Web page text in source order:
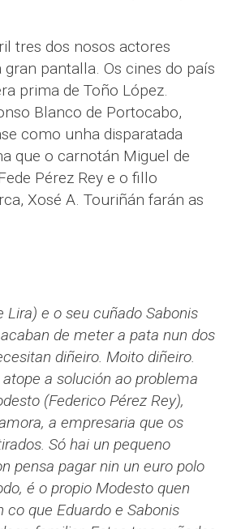
tres dos nosos actores
pantalla. Os cines do país
prima de Toño López.
Blanco de Portocabo,
como unha disparatada
que o carnotán Miguel de
Pérez Rey e o fillo
Xosé A. Touriñán farán as
Lira) e o seu cuñado Sabonis
de meter a pata nun dos
diñeiro. Moito diñeiro.
a solución ao problema
(Federico Pérez Rey),
a empresaria que os
Só hai un pequeno
pensa pagar nin un euro polo
é o propio Modesto quen
co que Eduardo e Sabonis